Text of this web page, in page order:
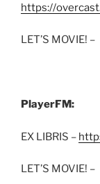
https://
LET’S MOVIE! –
PlayerFM:
EX LIBRIS –
LET’S MOVIE! –